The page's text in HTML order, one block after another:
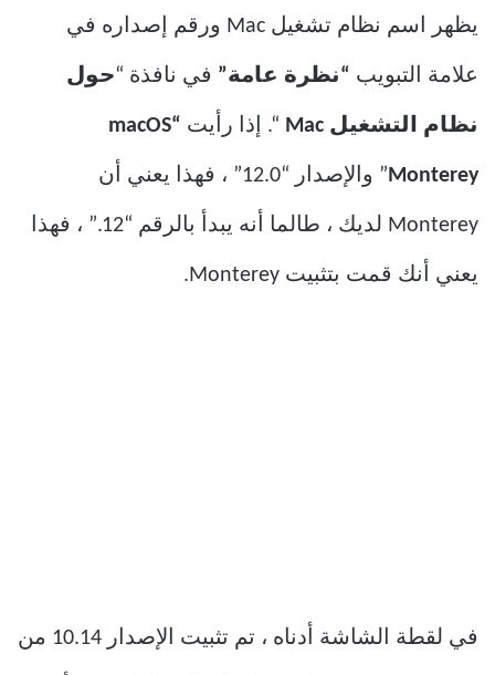
يظهر اسم نظام تشغيل Mac ورقم إصداره في
علامة التبويب “نظرة عامة” في نافذة “حول
نظام التشغيل Mac “. إذا رأيت “macOS
Monterey ” والإصدار “12.0” ، فهذا يعني أن
Monterey لديك ، طالما أنه يبدأ بالرقم “12.” ، فهذا
يعني أنك قمت بتثبيت Monterey.
في لقطة الشاشة أدناه ، تم تثبيت الإصدار 10.14 من